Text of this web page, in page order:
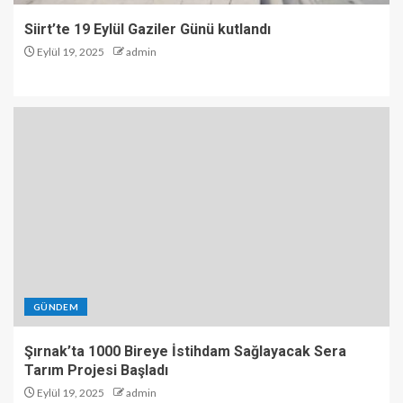
Siirt’te 19 Eylül Gaziler Günü kutlandı
Eylül 19, 2025 admin
GÜNDEM
Şırnak’ta 1000 Bireye İstihdam Sağlayacak Sera
Tarım Projesi Başladı
Eylül 19, 2025 admin